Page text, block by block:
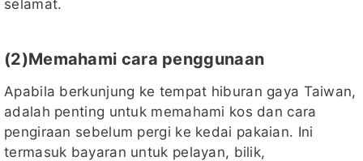
selamat.
(2)Memahami cara penggunaan
Apabila berkunjung ke tempat hiburan gaya Taiwan,
adalah penting untuk memahami kos dan cara
pengiraan sebelum pergi ke kedai pakaian. Ini
termasuk bayaran untuk pelayan, bilik,